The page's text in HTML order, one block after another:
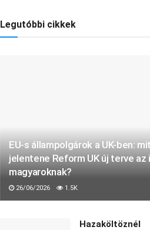
Legutóbbi cikkek
EU-s állampolgárok a UK-ben: mit
jelentene Reform UK új terve az
magyaroknak?
26/06/2026 1.5K
Hazaköltöznél